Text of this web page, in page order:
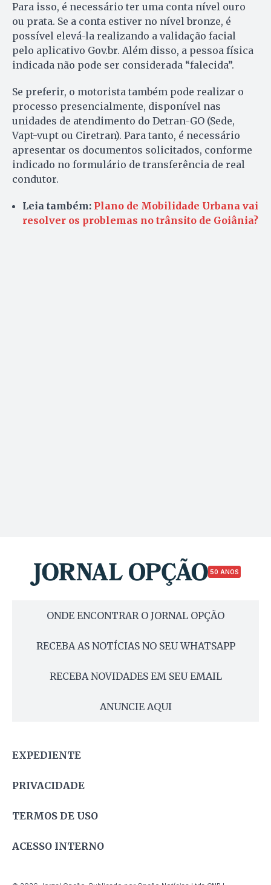
Para isso, é necessário ter uma conta nível ouro
ou prata. Se a conta estiver no nível bronze, é
possível elevá-la realizando a validação facial
pelo aplicativo Gov.br. Além disso, a pessoa física
indicada não pode ser considerada “falecida”.
Se preferir, o motorista também pode realizar o
processo presencialmente, disponível nas
unidades de atendimento do Detran-GO (Sede,
Vapt-vupt ou Ciretran). Para tanto, é necessário
apresentar os documentos solicitados, conforme
indicado no formulário de transferência de real
condutor.
Leia também: Plano de Mobilidade Urbana vai
resolver os problemas no trânsito de Goiânia?
50 ANOS
ONDE ENCONTRAR O JORNAL OPÇÃO
RECEBA AS NOTÍCIAS NO SEU WHATSAPP
RECEBA NOVIDADES EM SEU EMAIL
ANUNCIE AQUI
EXPEDIENTE
PRIVACIDADE
TERMOS DE USO
ACESSO INTERNO